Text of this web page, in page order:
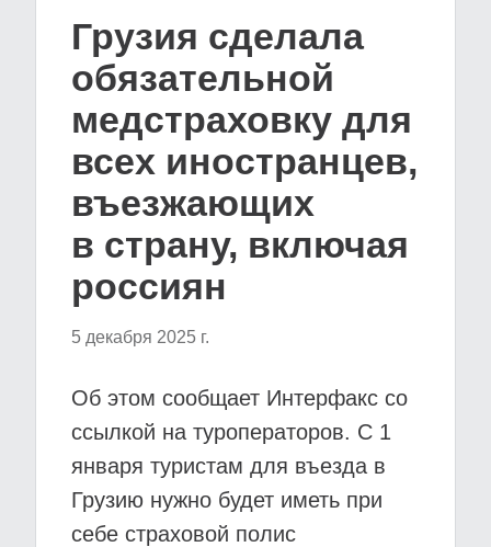
Грузия сделала
обязательной
медстраховку для
всех иностранцев,
въезжающих
в страну, включая
россиян
5 декабря 2025 г.
Об этом сообщает Интерфакс со
ссылкой на туроператоров. С 1
января туристам для въезда в
Грузию нужно будет иметь при
себе страховой полис